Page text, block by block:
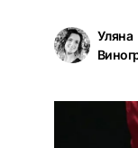
Уляна